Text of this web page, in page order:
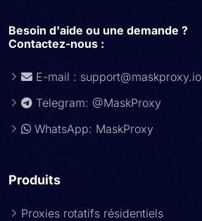
Besoin d'aide ou une demande ?
Contactez-nous :
E-mail : support@maskproxy.io
Telegram: @MaskProxy
WhatsApp: MaskProxy
Produits
Proxies rotatifs résidentiels